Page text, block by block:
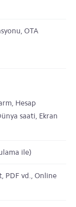
OTA
Hesap
saati, Ekran
ile)
PDF vd., Online